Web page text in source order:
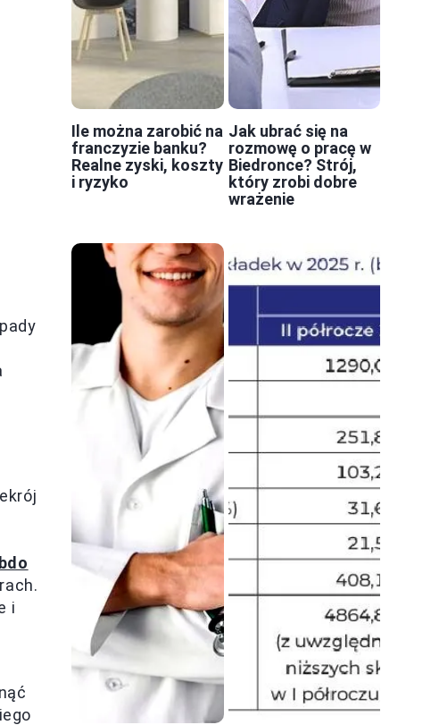
bdo
i
Ile można zarobić na
franczyzie banku?
Realne zyski, koszty
i ryzyko
Jak ubrać się na
rozmowę o pracę w
Biedronce? Strój,
który zrobi dobre
wrażenie